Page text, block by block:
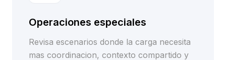
Operaciones especiales
Revisa escenarios donde la carga necesita
mas coordinacion, contexto compartido y